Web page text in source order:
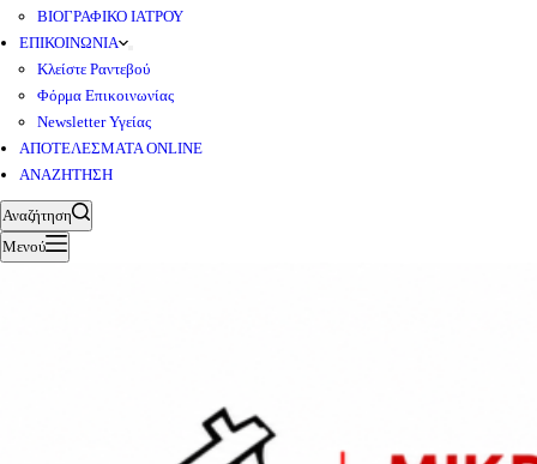
ΒΙΟΓΡΑΦΙΚΟ ΙΑΤΡΟΥ
ΕΠΙΚΟΙΝΩΝΙΑ
Κλείστε Ραντεβού
Φόρμα Επικοινωνίας
Newsletter Υγείας
ΑΠΟΤΕΛΕΣΜΑΤΑ ONLINE
ΑΝΑΖΗΤΗΣΗ
Αναζήτηση
Μενού